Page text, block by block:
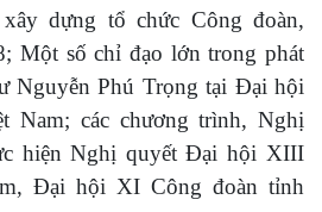
dựng tổ chức Công đoàn,
Một số chỉ đạo lớn trong phát
Nguyễn Phú Trọng tại Đại hội
Nam; các chương trình, Nghị
hiện Nghị quyết Đại hội XIII
, Đại hội XI Công đoàn tỉnh